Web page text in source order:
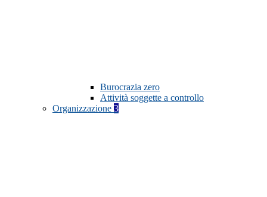
Burocrazia zero
Attività soggette a controllo
Organizzazione 3